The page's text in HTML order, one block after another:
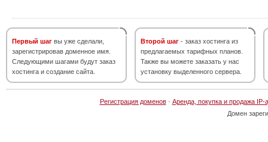
Первый шаг вы уже сделали,
зарегистрировав доменное имя.
Следующими шагами будут заказ
хостинга и создание сайта.
Второй шаг - заказ хостинга из
предлагаемых тарифных планов.
Также вы можете заказать у нас
установку выделенного сервера.
Регистрация доменов· Аренда, покупка и продажа IP-
Домен